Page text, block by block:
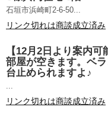
石垣市浜崎町2-6-50...
リンク切れは商談成立済み
【12月2日より案内
部屋が空きます。ベ
台止められますよ♪
...
リンク切れは商談成立済み